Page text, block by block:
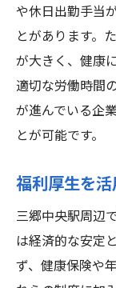
や休日出勤手当
とがあります。
が大きく、健康
適切な労働時間
が進んでいる企
とが可能です。
福利厚生を
三郷中央駅周辺
は経済的な安定
ず、健康保険や